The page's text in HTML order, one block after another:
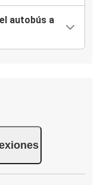
autobús a